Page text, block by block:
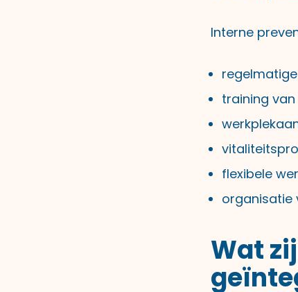
Interne
training
flexibele
organisatie
Wat